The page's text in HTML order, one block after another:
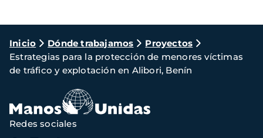
Ruta
de
navegación
Inicio Dónde trabajamos
Proyectos
Estrategias para la protección de menores víctimas
de tráfico y explotación en Alibori, Benín
Redes sociales